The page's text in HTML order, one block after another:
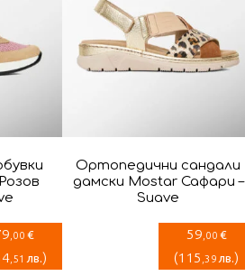
,00 €
,51 лв.)
Ортопедични сандали
дамски Mostar Сафари –
Suave
59 ,00 €
(115 ,39 лв.)